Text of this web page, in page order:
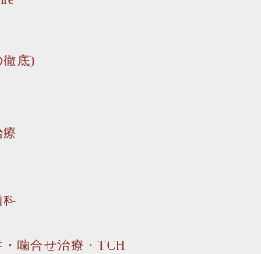
徹底)
科
噛合せ治療・TCH